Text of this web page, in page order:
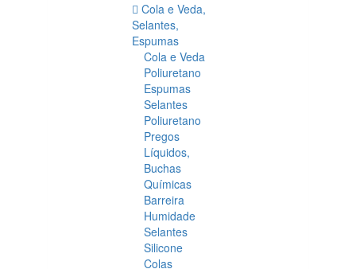
Cola e Veda,
Selantes,
Espumas
Cola e Veda
Poliuretano
Espumas
Selantes
Poliuretano
Pregos
Líquidos,
Buchas
Químicas
Barreira
Humidade
Selantes
Silicone
Colas